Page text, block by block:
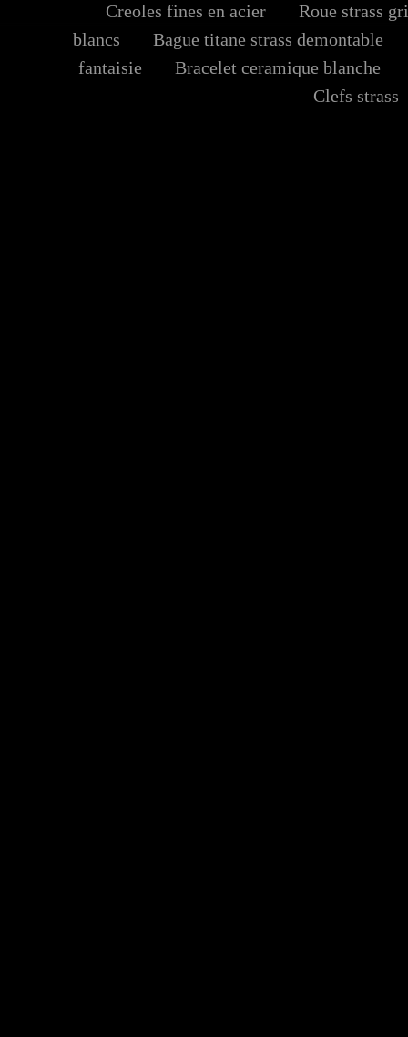
Creoles fines en acier
Roue strass
blancs
Bague titane strass demontable
fantaisie
Bracelet ceramique blanche
Clefs strass